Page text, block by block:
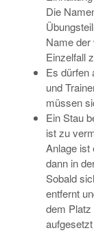
Die
Name der
Einzelfall
Es dürfen
und
müssen
Ein Stau
ist zu
Anlage ist
dann in
Sobald
entfernt
dem